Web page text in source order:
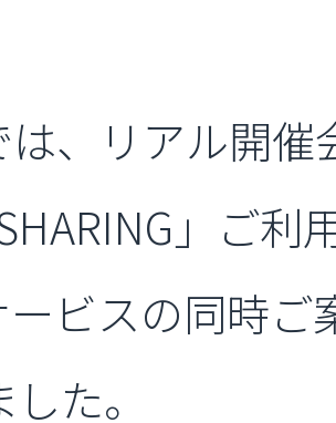
、リアル開
」ご利
ビスの同時ご
た。